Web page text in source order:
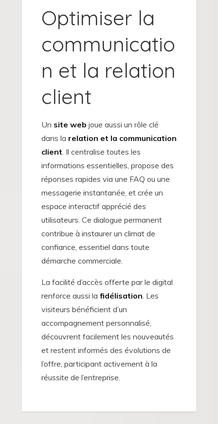
Optimiser la
communicatio
n et la relation
client
Un site web joue aussi un rôle clé
dans la relation et la communication
client. Il centralise toutes les
informations essentielles, propose des
réponses rapides via une FAQ ou une
messagerie instantanée, et crée un
espace interactif apprécié des
utilisateurs. Ce dialogue permanent
contribue à instaurer un climat de
confiance, essentiel dans toute
démarche commerciale.
La facilité d’accès offerte par le digital
renforce aussi la fidélisation. Les
visiteurs bénéficient d’un
accompagnement personnalisé,
découvrent facilement les nouveautés
et restent informés des évolutions de
l’offre, participant activement à la
réussite de l’entreprise.